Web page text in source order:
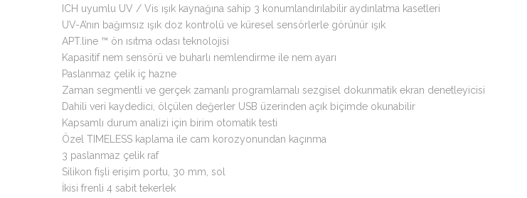
ICH uyumlu UV / Vis ışık kaynağına sahip 3 konumlandırılabilir aydınlatma kasetleri
UV-A’nın bağımsız ışık doz kontrolü ve küresel sensörlerle görünür ışık
APT.line ™ ön ısıtma odası teknolojisi
Kapasitif nem sensörü ve buharlı nemlendirme ile nem ayarı
Paslanmaz çelik iç hazne
Zaman segmentli ve gerçek zamanlı programlamalı sezgisel dokunmatik ekran denetleyicisi
Dahili veri kaydedici, ölçülen değerler USB üzerinden açık biçimde okunabilir
Kapsamlı durum analizi için birim otomatik testi
Özel TIMELESS kaplama ile cam korozyonundan kaçınma
3 paslanmaz çelik raf
Silikon fişli erişim portu, 30 mm, sol
İkisi frenli 4 sabit tekerlek